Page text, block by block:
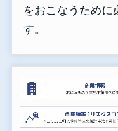
をおこなうため
す。